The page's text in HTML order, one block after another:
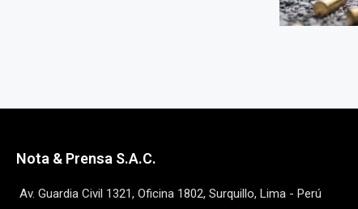
Nota & Prensa S.A.C.
Av. Guardia Civil 1321, Oficina 1802, Surquillo, Lima - Perú